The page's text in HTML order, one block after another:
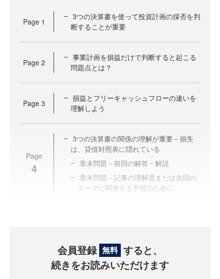
Page 1
3つの決算書を使って投資計画の採否を判
断することが重要
Page 2
事業計画を損益だけで判断すると起こる
問題点とは？
Page 3
損益とフリーキャッシュフローの違いを
理解しよう
Page
4
3つの決算書の関係の理解が重要－損失
は、貸借対照表に隠れている
章末問題－前回の解答・解説
章末問題－記事の理解度または次回の
テーマに関連する予習のために
会員登録 無料 すると、
続きをお読みいただけます